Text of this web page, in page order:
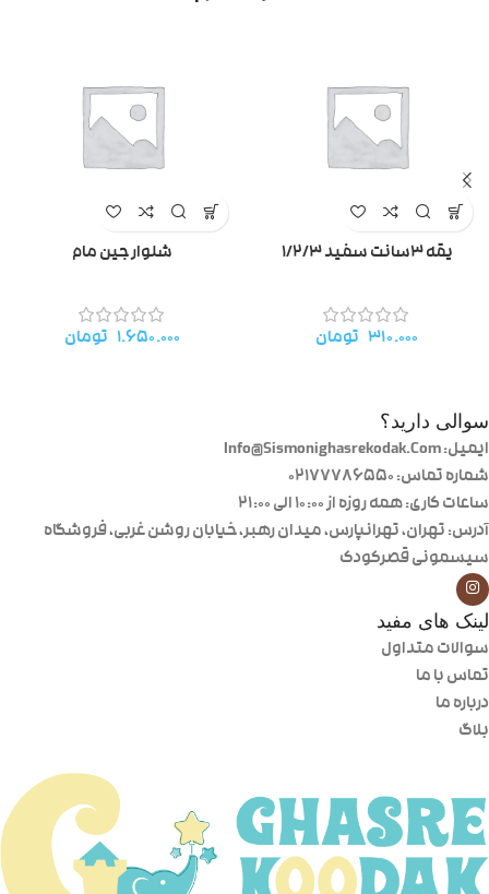
یقه ۳سانت سفید ۱/۲/۳
۳۱۰.۰۰۰ تومان
شلوار جین مام
۱.۶۵۰.۰۰۰ تومان
سوالی دارید؟
ایمیل: Info@Sismonighasrekodak.Com
شماره تماس: 02177786550
ساعات کاری: همه روزه از ۱۰:۰۰ الی ۲۱:۰۰
آدرس: تهران، تهرانپارس، میدان رهبر، خیابان روشن غربی، فروشگاه
سیسمونی قصرکودک
لینک های مفید
سوالات متداول
تماس با ما
درباره ما
بلاگ